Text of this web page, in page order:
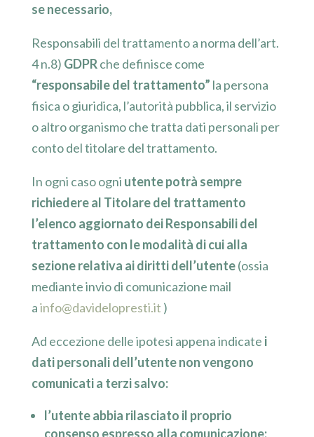
se necessario,
Responsabili del trattamento a norma dell’art.
4 n.8) GDPRche definisce come
“responsabile del trattamento” la persona
fisica o giuridica, l’autorità pubblica, il servizio
o altro organismo che tratta dati personali per
conto del titolare del trattamento.
In ogni caso ogni utente potrà sempre
richiedere al Titolare del trattamento
l’elenco aggiornato dei Responsabili del
trattamento con le modalità di cui alla
sezione relativa ai diritti dell’utente(ossia
mediante invio di comunicazione mail
ainfo@davidelopresti.it )
Ad eccezione delle ipotesi appena indicate i
dati personali dell’utente non vengono
comunicati a terzi salvo:
l’utente abbia rilasciato il proprio
consenso espresso alla comunicazione;